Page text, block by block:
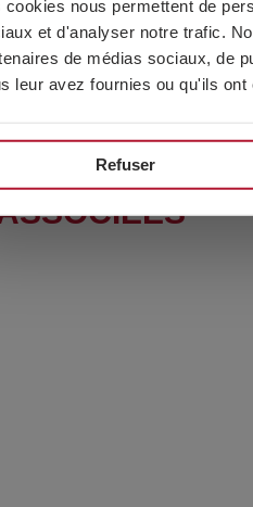
cookies nous permettent de
et d'analyser notre trafic.
de médias sociaux, de
leur avez fournies ou qu'ils
Refuser